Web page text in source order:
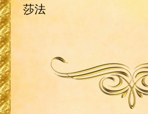
莎法